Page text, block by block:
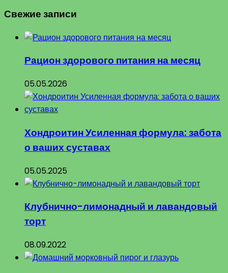
Свежие записи
Рацион здорового питания на месяц
05.05.2026
Хондроитин Усиленная формула: забота
о ваших суставах
05.05.2025
Клубнично-лимонадный и лавандовый
торт
08.09.2022